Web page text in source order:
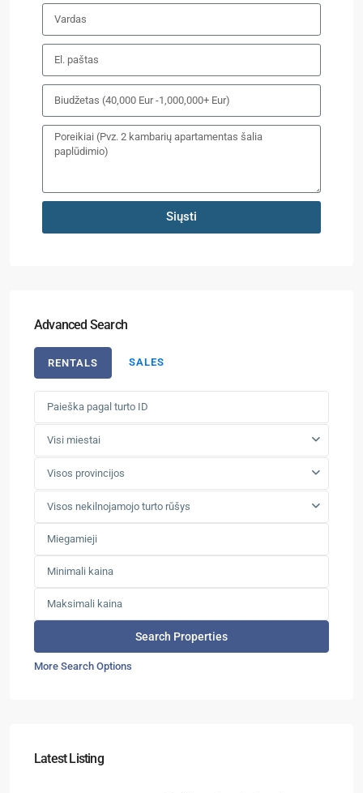
Siųsti
Advanced Search
RENTALS SALES
Visi miestai
Visos provincijos
Visos nekilnojamojo turto rūšys
More Search Options
Latest Listing